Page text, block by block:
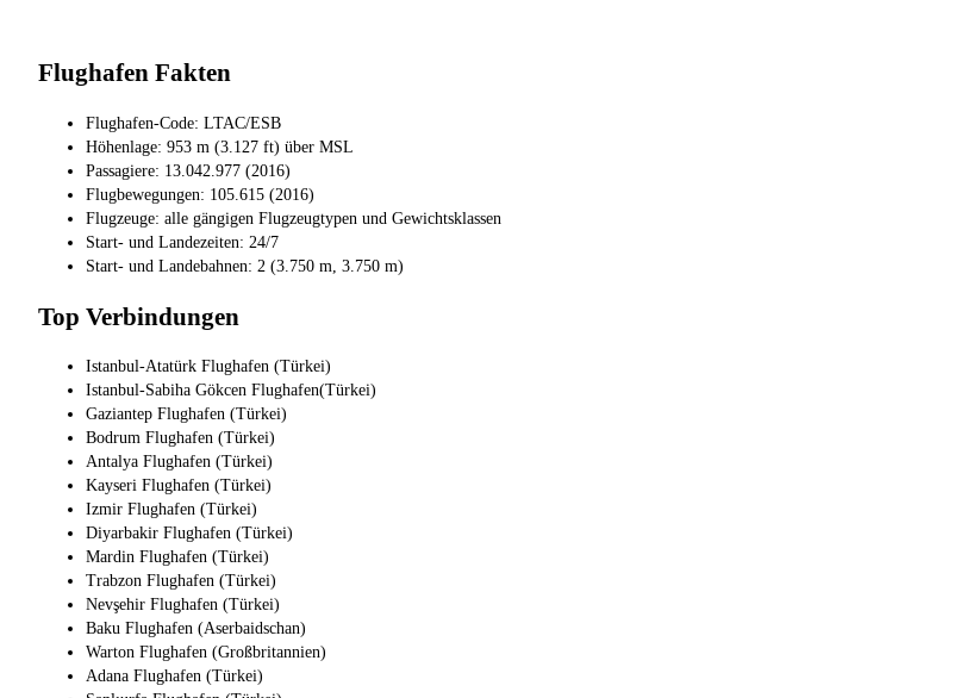
Flughafen Fakten
Flughafen-Code: LTAC/ESB
Höhenlage: 953 m (3.127 ft) über MSL
Passagiere: 13.042.977 (2016)
Flugbewegungen: 105.615 (2016)
Flugzeuge: alle gängigen Flugzeugtypen und Gewichtsklassen
Start- und Landezeiten: 24/7
Start- und Landebahnen: 2 (3.750 m, 3.750 m)
Top Verbindungen
Istanbul-Atatürk Flughafen (Türkei)
Istanbul-Sabiha Gökcen Flughafen(Türkei)
Gaziantep Flughafen (Türkei)
Bodrum Flughafen (Türkei)
Antalya Flughafen (Türkei)
Kayseri Flughafen (Türkei)
Izmir Flughafen (Türkei)
Diyarbakir Flughafen (Türkei)
Mardin Flughafen (Türkei)
Trabzon Flughafen (Türkei)
Nevşehir Flughafen (Türkei)
Baku Flughafen (Aserbaidschan)
Warton Flughafen (Großbritannien)
Adana Flughafen (Türkei)